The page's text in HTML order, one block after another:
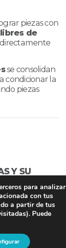
piezas con
de
se consolidan
condicionar la
piezas
Y SU
para analizar
con tus
a partir de tus
Puede